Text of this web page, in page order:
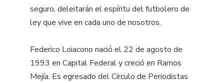
seguro, deleitarán el espíritu del futbolero de
ley que vive en cada uno de nosotros.
Federico Loiacono nació el 22 de agosto de
1993 en Capital Federal y creció en Ramos
Mejía. Es egresado del Círculo de Periodistas